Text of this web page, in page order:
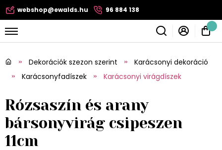
webshop@ewalds.hu 96 884 138
Dekorációk szezon szerint
Karácsonyi dekoráció
Karácsonyfadíszek
Karácsonyi virágdíszek
Rózsaszín és arany
bársonyvirág csipeszen
11cm